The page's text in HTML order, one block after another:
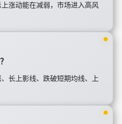
涨动能在减弱，市场进入高风
长上影线、跌破短期均线、上